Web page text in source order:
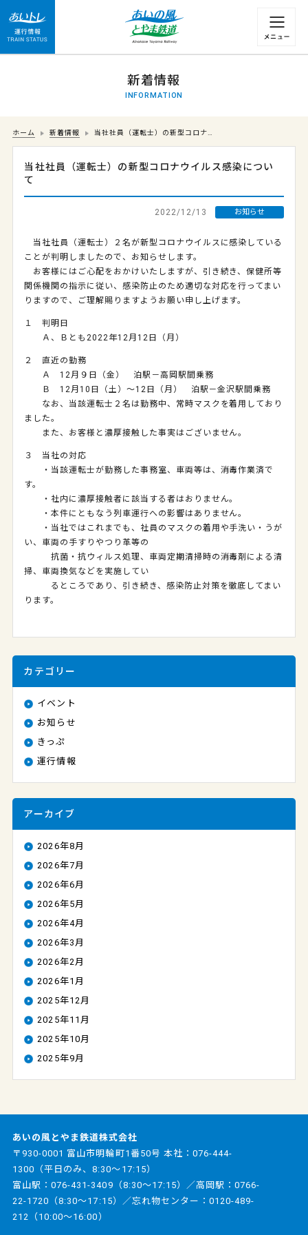
運行情報 列車の遅れ情報等についてはこちら
新着情報
INFORMATION
ホーム 新着情報 当社社員（運転士）の新型コロナ…
当社社員（運転士）の新型コロナウイルス感染につい
て
2022/12/13 お知らせ
当社社員（運転士）２名が新型コロナウイルスに感染している
ことが判明しましたので、お知らせします。
お客様にはご心配をおかけいたしますが、引き続き、保健所等
関係機関の指示に従い、感染防止のため適切な対応を行ってまい
りますので、ご理解賜りますようお願い申し上げます。
１ 判明日
Ａ、Ｂとも2022年12月12日（月）
２ 直近の勤務
Ａ 12月９日（金） 泊駅－高岡駅間乗務
Ｂ 12月10日（土）～12日（月） 泊駅－金沢駅間乗務
なお、当該運転士２名は勤務中、常時マスクを着用しており
ました。
また、お客様と濃厚接触した事実はございません。
３ 当社の対応
・当該運転士が勤務した事務室、車両等は、消毒作業済で
す。
・社内に濃厚接触者に該当する者はおりません。
・本件にともなう列車運行への影響はありません。
・当社ではこれまでも、社員のマスクの着用や手洗い・うが
い、車両の手すりやつり革等の
抗菌・抗ウィルス処理、車両定期清掃時の消毒剤による清
掃、車両換気などを実施してい
るところであり、引き続き、感染防止対策を徹底してまい
ります。
カテゴリー
イベント
お知らせ
きっぷ
運行情報
アーカイブ
2026年8月
2026年7月
2026年6月
2026年5月
2026年4月
2026年3月
2026年2月
2026年1月
2025年12月
2025年11月
2025年10月
2025年9月
あいの風とやま鉄道株式会社
〒930-0001 富山市明輪町1番50号 本社： 076-444-
1300 （平日のみ、8:30～17:15）
富山駅：076-431-3409 （8:30～17:15）／高岡駅：0766-
22-1720 （8:30～17:15）／忘れ物センター：0120-489-
212 （10:00～16:00）